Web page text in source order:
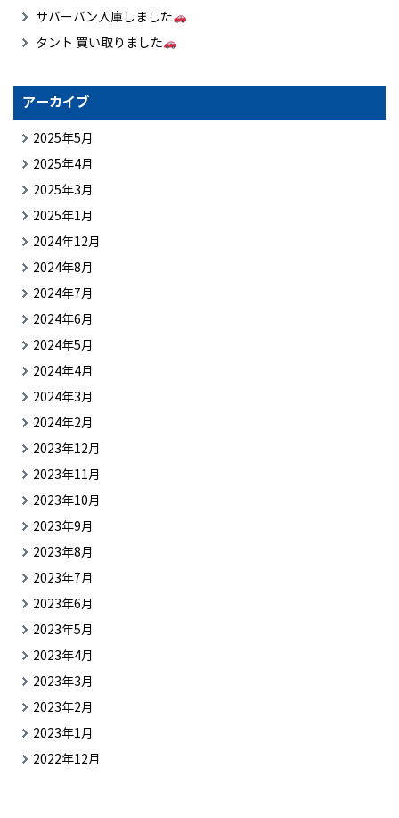
サバーバン入庫しました
タント 買い取りました
アーカイブ
2025年5月
2025年4月
2025年3月
2025年1月
2024年12月
2024年8月
2024年7月
2024年6月
2024年5月
2024年4月
2024年3月
2024年2月
2023年12月
2023年11月
2023年10月
2023年9月
2023年8月
2023年7月
2023年6月
2023年5月
2023年4月
2023年3月
2023年2月
2023年1月
2022年12月